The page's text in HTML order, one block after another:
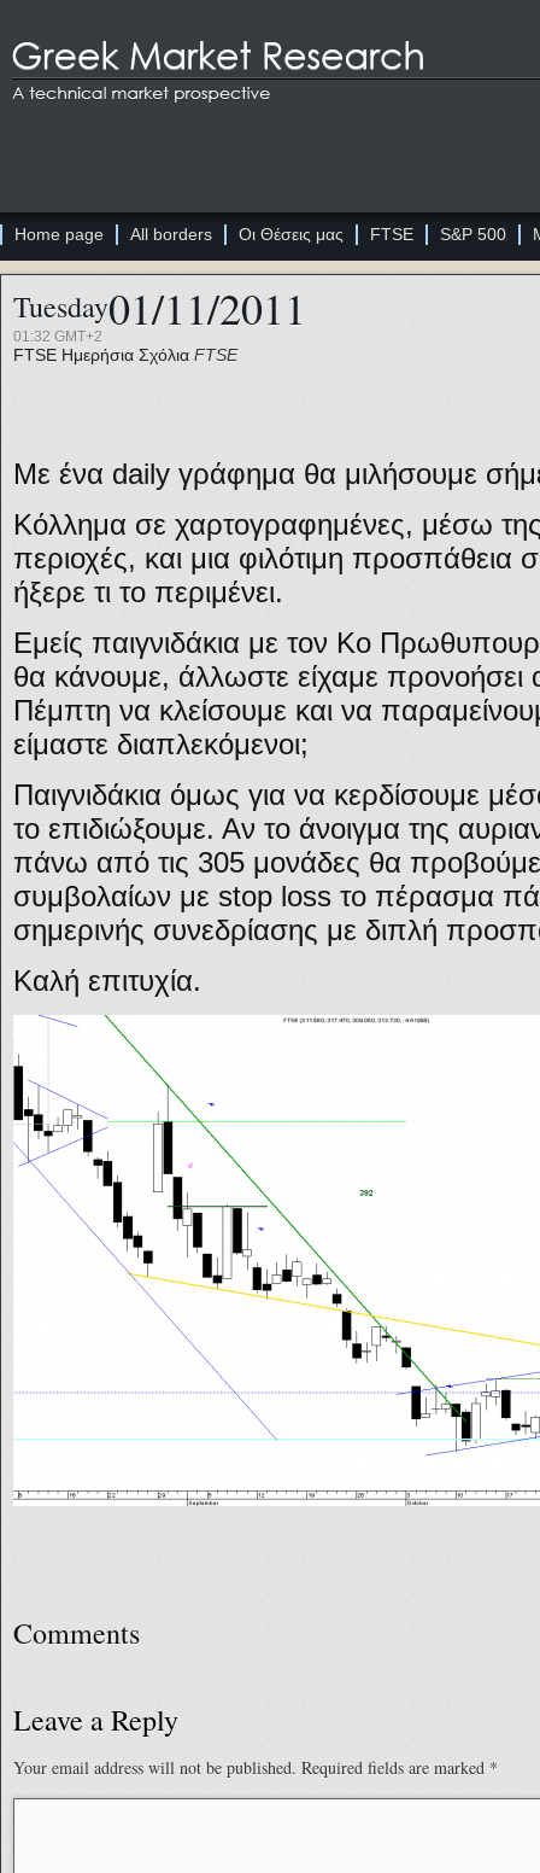
Home page All borders Οι Θέσεις μας FTSE S&P 500
Tuesday01/11/2011
01:32 GMT+2
FTSE Ημερήσια Σχόλια FTSE
Με ένα daily γράφημα θα μιλήσουμε
Κόλλημα σε χαρτογραφημένες, μέσω
περιοχές, και μια φιλότιμη
ήξερε τι το περιμένει.
Εμείς παιγνιδάκια με τον Κο
θα κάνουμε, άλλωστε είχαμε
Πέμπτη να κλείσουμε και να
είμαστε διαπλεκόμενοι;
Παιγνιδάκια όμως για να κερδίσουμε
το επιδιώξουμε. Αν το άνοιγμα της
πάνω από τις 305 μονάδες θα
συμβολαίων με stop loss το πέρασμα
σημερινής συνεδρίασης με διπλή
Καλή επιτυχία.
Comments
Leave a Reply
Your email address will not be published. Required fields are marked *